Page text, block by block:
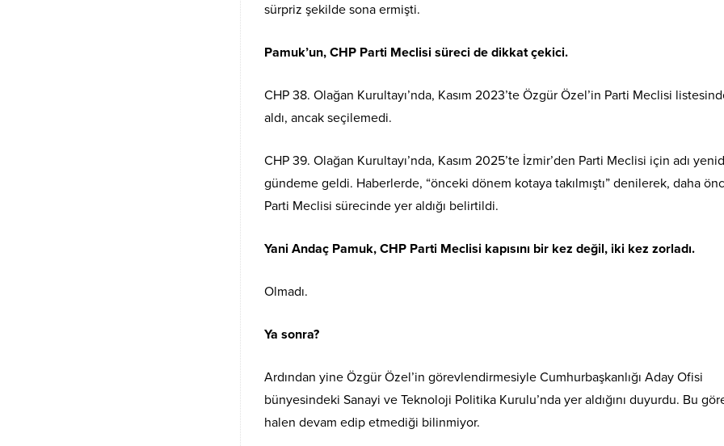
sürpriz şekilde sona ermişti.
Pamuk’un, CHP Parti Meclisi süreci de dikkat çekici.
CHP 38. Olağan Kurultayı’nda, Kasım 2023’te Özgür Özel’in Parti Meclisi
aldı, ancak seçilemedi.
CHP 39. Olağan Kurultayı’nda, Kasım 2025’te İzmir’den Parti Meclisi için adı
gündeme geldi. Haberlerde, “önceki dönem kotaya takılmıştı” denilerek, daha
Parti Meclisi sürecinde yer aldığı belirtildi.
Yani Andaç Pamuk, CHP Parti Meclisi kapısını bir kez değil, iki kez zorladı.
Olmadı.
Ya sonra?
Ardından yine Özgür Özel’in görevlendirmesiyle Cumhurbaşkanlığı Aday Ofisi
bünyesindeki Sanayi ve Teknoloji Politika Kurulu’nda yer aldığını duyurdu. Bu
halen devam edip etmediği bilinmiyor.